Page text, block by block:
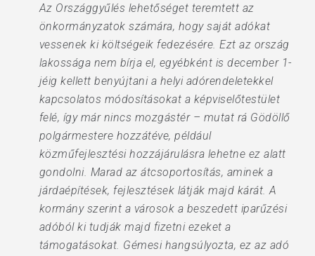
Az Országgyűlés lehetőséget teremtett az
önkormányzatok számára, hogy saját adókat
vessenek ki költségeik fedezésére. Ezt az ország
lakossága nem bírja el, egyébként is december 1-
jéig kellett benyújtani a helyi adórendeletekkel
kapcsolatos módosításokat a képviselőtestület
felé, így már nincs mozgástér – mutat rá Gödöllő
polgármestere hozzátéve, például
közműfejlesztési hozzájárulásra lehetne ez alatt
gondolni. Marad az átcsoportosítás, aminek a
járdaépítések, fejlesztések látják majd kárát. A
kormány szerint a városok a beszedett iparűzési
adóból ki tudják majd fizetni ezeket a
támogatásokat. Gémesi hangsúlyozta, ez az adó